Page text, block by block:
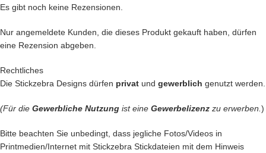
– Du kannst mit unseren Stickdateien deine
verschönern und zu einem Einzelstück machen
– EinHandtuch
individuell so gestalten wie Du es liebst
Deiner Kinder funkeln wie Diamanten
– Geschenke erstellen, die sicher nie vergessen werden
Das sind nur unsere Ideen. Du hast jetzt ganz sicher noch genialere
Setze Deine Ideen heute noch um und kaufe jetzt dieses hübsche
Es gibt noch keine Rezensionen.
Nur angemeldete Kunden, die dieses Produkt gekauft haben, dürfen
eine Rezension abgeben.
Rechtliches
Die Stickzebra Designs dürfen privat und gewerblich genutzt werden.
(Für die Gewerbliche Nutzung ist eine Gewerbelizenz zu erwerben. )
Bitte beachten Sie unbedingt, dass jegliche Fotos/Videos in
Printmedien/Internet mit Stickzebra Stickdateien mit dem Hinweis